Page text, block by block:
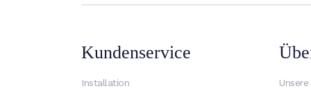
Kundenservice
Installation